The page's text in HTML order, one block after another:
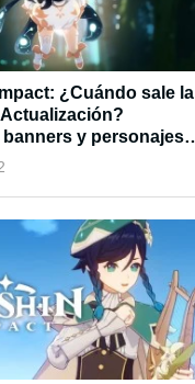
¿Cuándo sale la
banners y personajes